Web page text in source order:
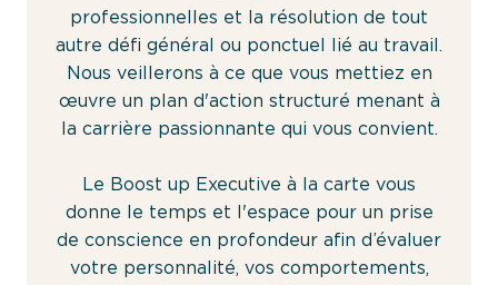
professionnelles et la résolution de tout
autre défi général ou ponctuel lié au travail.
Nous veillerons à ce que vous mettiez en
œuvre un plan d'action structuré menant à
la carrière passionnante qui vous convient.
Le Boost up Executive à la carte vous
donne le temps et l'espace pour un prise
de conscience en profondeur afin d’évaluer
votre personnalité, vos comportements,